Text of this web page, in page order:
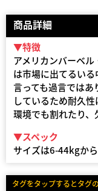
商品詳細
▼特徴
アメリカンバーベ
は市場に出てるい
言っても過言では
しているため耐久
環境でも割れたり、
▼スペック
サイズは6-44kgから
タグをタップするとタグ